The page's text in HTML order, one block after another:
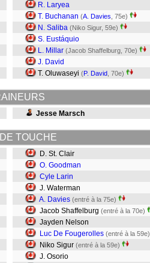
R. Laryea
T. Buchanan (A. Davies , 75e)
N. Saliba (Niko Sigur, 59e)
S. Eustáquio
L. Millar (Jacob Shaffelburg, 70e)
J. David
T. Oluwaseyi (P. David , 70e)
Jesse Marsch
TOUCHE
D. St. Clair
O. Goodman
Cyle Larin
J. Waterman
A. Davies (entré à la 75e)
Jacob Shaffelburg (entré à la 70e)
Jayden Nelson
Luc De Fougerolles (entré à la 59e)
Niko Sigur (entré à la 59e)
J. Osorio